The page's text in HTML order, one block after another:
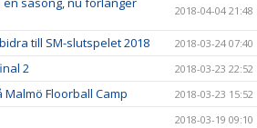
2018-04-04 21:48
till SM-slutspelet 2018 2018-03-24 07:40
2 2018-03-23 22:52
Malmö Floorball Camp 2018-03-23 15:52
2018-03-19 09:10